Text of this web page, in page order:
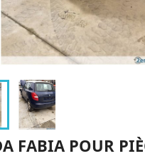
FABIA POUR